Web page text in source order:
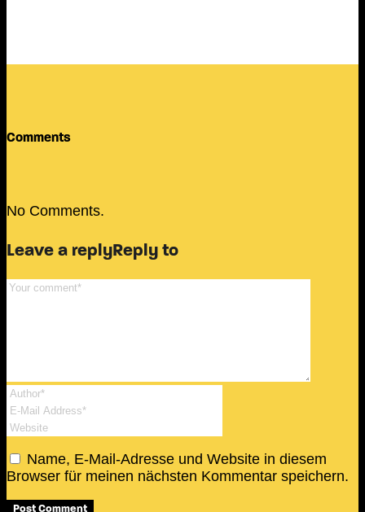
Comments
No Comments.
Leave a replyReply to
Name, E-Mail-Adresse und Website in diesem
Browser für meinen nächsten Kommentar speichern.